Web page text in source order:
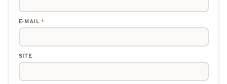
E-MAIL*
SITE